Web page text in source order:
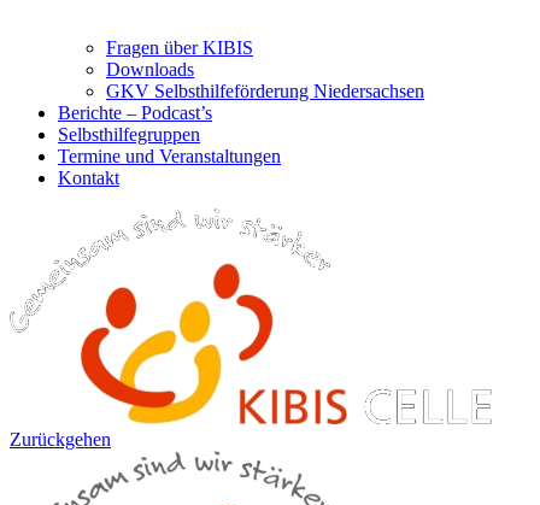
Fragen über KIBIS
Downloads
GKV Selbsthilfeförderung Niedersachsen
Berichte – Podcast’s
Selbsthilfegruppen
Termine und Veranstaltungen
Kontakt
Zurückgehen